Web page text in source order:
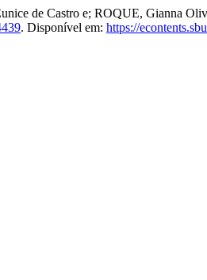
de Castro e; ROQUE, Gianna
. Disponível em: https://